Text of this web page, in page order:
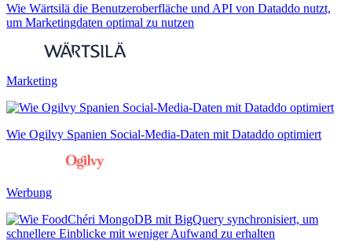
Wie Wärtsilä die Benutzeroberfläche und API von Dataddo nutzt,
um Marketingdaten optimal zu nutzen
Marketing
Wie Ogilvy Spanien Social-Media-Daten mit Dataddo optimiert
Werbung